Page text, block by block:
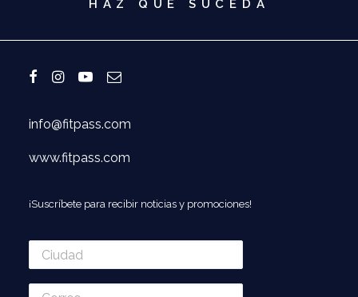
HAZ QUE SUCEDA
info@fitpass.com
www.fitpass.com
¡Suscríbete para recibir noticias y promociones!